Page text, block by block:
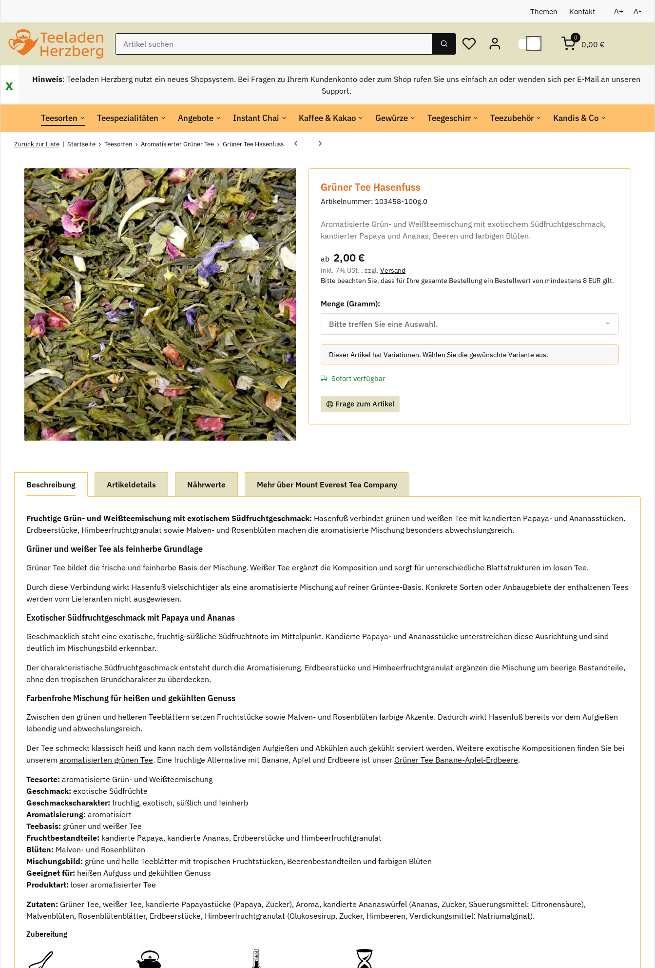
Themen Kontakt A+ A-
0
0,00 €
x Hinweis: Teeladen Herzberg nutzt ein neues Shopsystem. Bei Fragen zu Ihrem Kundenkonto oder zum Shop rufen Sie uns einfach an oder wenden sich per E-Mail an unseren
Support.
Teesorten Teespezialitäten Angebote Instant Chai Kaffee & Kakao Gewürze Teegeschirr Teezubehör Kandis & Co
Zurück zur Liste Startseite Teesorten Aromatisierter Grüner Tee Grüner Tee Hasenfuss
Grüner Tee Hasenfuss
Artikelnummer: 103458-100g.0
Aromatisierte Grün- und Weißteemischung mit exotischem Südfruchtgeschmack,
kandierter Papaya und Ananas, Beeren und farbigen Blüten.
ab 2,00 €
inkl. 7% USt. , zzgl.Versand
Bitte beachten Sie, dass für Ihre gesamte Bestellung ein Bestellwert von mindestens 8 EUR gilt.
Menge (Gramm):
Bitte treffen Sie eine Auswahl.
x
Dieser Artikel hat Variationen. Wählen Sie die gewünschte Variante aus.
Sofort verfügbar
Frage zum Artikel
Beschreibung Artikeldetails Nährwerte Mehr über Mount Everest Tea Company
Fruchtige Grün- und Weißteemischung mit exotischem Südfruchtgeschmack: Hasenfuß verbindet grünen und weißen Tee mit kandierten Papaya- und Ananasstücken.
Erdbeerstücke, Himbeerfruchtgranulat sowie Malven- und Rosenblüten machen die aromatisierte Mischung besonders abwechslungsreich.
Grüner und weißer Tee als feinherbe Grundlage
Grüner Tee bildet die frische und feinherbe Basis der Mischung. Weißer Tee ergänzt die Komposition und sorgt für unterschiedliche Blattstrukturen im losen Tee.
Durch diese Verbindung wirkt Hasenfuß vielschichtiger als eine aromatisierte Mischung auf reiner Grüntee-Basis. Konkrete Sorten oder Anbaugebiete der enthaltenen Tees
werden vom Lieferanten nicht ausgewiesen.
Exotischer Südfruchtgeschmack mit Papaya und Ananas
Geschmacklich steht eine exotische, fruchtig-süßliche Südfruchtnote im Mittelpunkt. Kandierte Papaya- und Ananasstücke unterstreichen diese Ausrichtung und sind
deutlich im Mischungsbild erkennbar.
Der charakteristische Südfruchtgeschmack entsteht durch die Aromatisierung. Erdbeerstücke und Himbeerfruchtgranulat ergänzen die Mischung um beerige Bestandteile,
ohne den tropischen Grundcharakter zu überdecken.
Farbenfrohe Mischung für heißen und gekühlten Genuss
Zwischen den grünen und helleren Teeblättern setzen Fruchtstücke sowie Malven- und Rosenblüten farbige Akzente. Dadurch wirkt Hasenfuß bereits vor dem Aufgießen
lebendig und abwechslungsreich.
Der Tee schmeckt klassisch heiß und kann nach dem vollständigen Aufgießen und Abkühlen auch gekühlt serviert werden. Weitere exotische Kompositionen finden Sie bei
unserem aromatisierten grünen Tee. Eine fruchtige Alternative mit Banane, Apfel und Erdbeere ist unser Grüner Tee Banane-Apfel-Erdbeere.
Teesorte: aromatisierte Grün- und Weißteemischung
Geschmack: exotische Südfrüchte
Geschmackscharakter: fruchtig, exotisch, süßlich und feinherb
Aromatisierung: aromatisiert
Teebasis: grüner und weißer Tee
Fruchtbestandteile: kandierte Papaya, kandierte Ananas, Erdbeerstücke und Himbeerfruchtgranulat
Blüten: Malven- und Rosenblüten
Mischungsbild: grüne und helle Teeblätter mit tropischen Fruchtstücken, Beerenbestandteilen und farbigen Blüten
Geeignet für: heißen Aufguss und gekühlten Genuss
Produktart: loser aromatisierter Tee
Zutaten: Grüner Tee, weißer Tee, kandierte Papayastücke (Papaya, Zucker), Aroma, kandierte Ananaswürfel (Ananas, Zucker, Säuerungsmittel: Citronensäure),
Malvenblüten, Rosenblütenblätter, Erdbeerstücke, Himbeerfruchtgranulat (Glukosesirup, Zucker, Himbeeren, Verdickungsmittel: Natriumalginat).
Zubereitung